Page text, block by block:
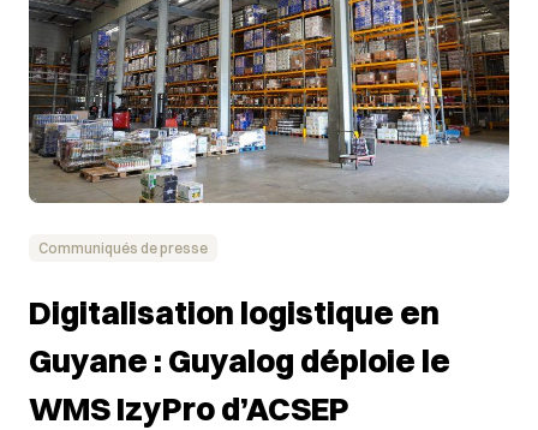
Communiqués de presse
Digitalisation logistique en
Guyane : Guyalog déploie le
WMS IzyPro d’ACSEP